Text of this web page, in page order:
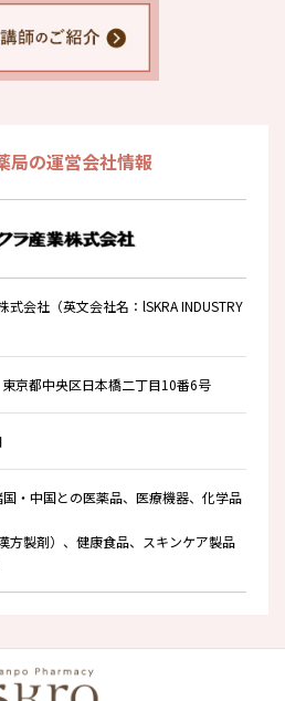
局の運営会社情報
式会社（英文会社名：lSKRA INDUSTRY
京都中央区日本橋二丁目10番6号
国・中国との医薬品、医療機器、化学品
方製剤）、健康食品、スキンケア製品